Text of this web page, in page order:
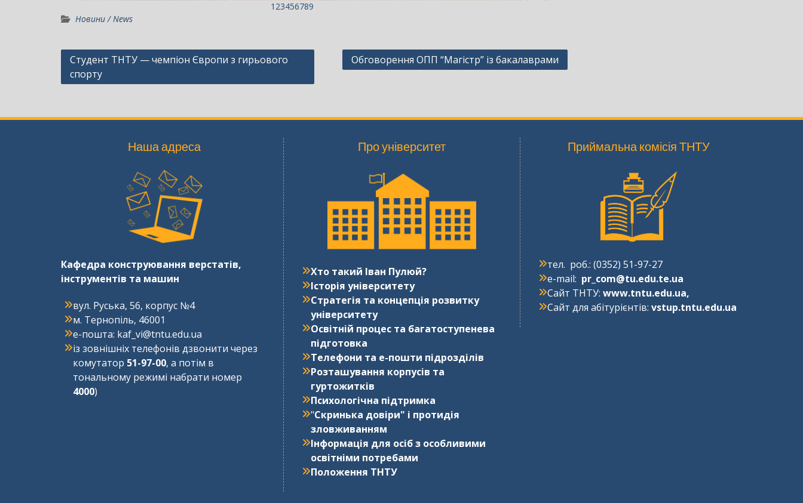
1 23456789
Новини / News
Навігація
записів
Студент ТНТУ — чемпіон Європи з гирьового
спорту
Обговорення ОПП “Магістр” із бакалаврами
Наша адреса
Кафедра конструювання верстатів,
інструментів та машин
вул. Руська, 56, корпус №4
м. Тернопіль, 46001
e-пошта: kaf_vi@tntu.edu.ua
із зовнішніх телефонів дзвонити через
комутатор 51-97-00, а потім в
тональному режимі набрати номер
4000)
Про університет
Хто такий Іван Пулюй?
Історія університету
Стратегія та концепція розвитку
університету
Освітній процес та багатоступенева
підготовка
Телефони та е-пошти підрозділів
Розташування корпусів та
гуртожитків
Психологічна підтримка
"Cкринька довіри" і протидія
зловживанням
Інформація для осіб з особливими
освітніми потребами
Положення ТНТУ
Приймальна комісія ТНТУ
тел. роб.: (0352) 51-97-27
e-mail: pr_com@tu.edu.te.ua
Сайт ТНТУ:www.tntu.edu.ua,
Сайт для абітурієнтів:vstup.tntu.edu.ua